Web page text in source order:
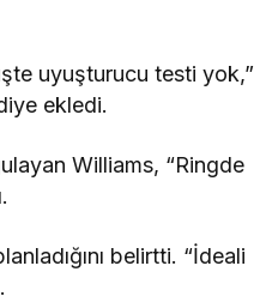
uyuşturucu testi yok,”
ekledi.
Williams, “Ringde
belirtti. “İdeali